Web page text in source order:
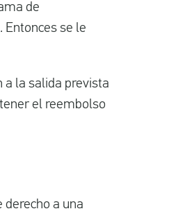
de
se le
a la salida prevista
el reembolso
a una